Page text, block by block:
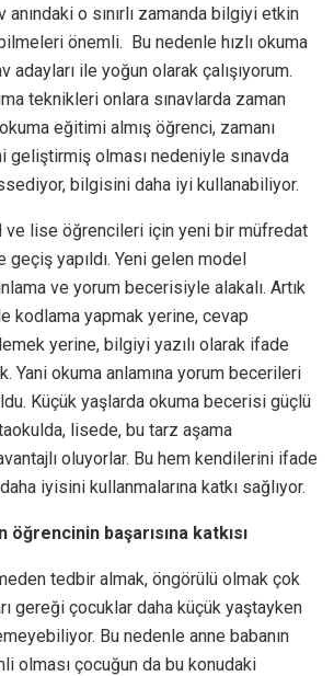
anındaki o sınırlı zamanda bilgiyi etkin
önemli. Bu nedenle hızlı okuma
adayları ile yoğun olarak çalışıyorum.
teknikleri onlara sınavlarda zaman
okuma eğitimi almış öğrenci, zamanı
geliştirmiş olması nedeniyle sınavda
bilgisini daha iyi kullanabiliyor.
ve lise öğrencileri için yeni bir müfredat
yapıldı. Yeni gelen model
ve yorum becerisiyle alakalı. Artık
kodlama yapmak yerine, cevap
yerine, bilgiyi yazılı olarak ifade
Yani okuma anlamına yorum becerileri
Küçük yaşlarda okuma becerisi güçlü
lisede, bu tarz aşama
oluyorlar. Bu hem kendilerini ifade
iyisini kullanmalarına katkı sağlıyor.
öğrencinin başarısına katkısı
tedbir almak, öngörülü olmak çok
gereği çocuklar daha küçük yaştayken
Bu nedenle anne babanın
olması çocuğun da bu konudaki